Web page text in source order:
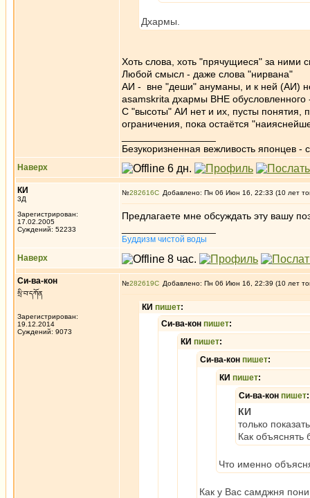
Дхармы.
Хоть слова, хоть "прячущиеся" за ними
Любой смысл - даже слова "нирвана"
АИ - вне "деши" ануманы, и к ней (АИ)
asamskrita дхармы ВНЕ
С "высоты" АИ нет и их, пусты понятия,
ограничения, пока остаётся
Безукоризненная вежливость японцев -
Наверх
КИ
3Д
Зарегистрирован:
17.02.2005
Суждений: 52233
№282616 Добавлено: Пн 06 Июн 16, 22:33 (10 лет
Предлагаете мне обсуждать эту вашу
Буддизм чистой воды
Наверх
Си-ва-кон
སྲི་བ་དཀོན
Зарегистрирован:
19.12.2014
Суждений: 9073
№282619 Добавлено: Пн 06 Июн 16, 22:39 (10 лет
КИ пишет:
Си-ва-кон пишет:
КИ пишет:
Си-ва-кон пишет:
КИ пишет:
Си-ва-кон пишет:
КИ
только
Как объяснять
Что именно
Как у Вас самджня